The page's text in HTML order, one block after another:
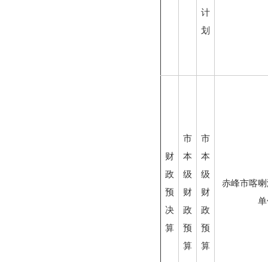
计
划
财
政
预
决
算
市
本
级
财
政
预
算
市
本
级
财
政
预
算
赤峰市喀